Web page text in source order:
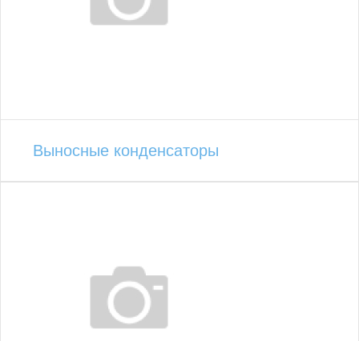
Выносные конденсаторы